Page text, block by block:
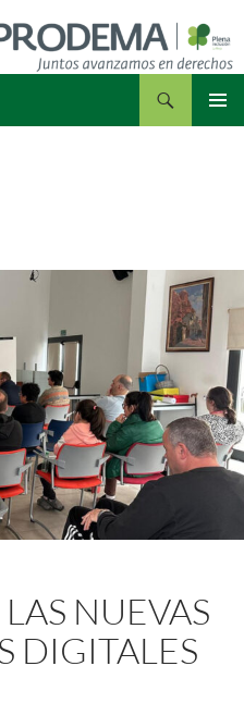
NUEVAS
DIGITALES